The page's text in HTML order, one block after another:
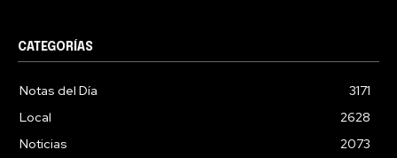
CATEGORÍAS
Notas del Día
3171
Local
2628
Noticias
2073